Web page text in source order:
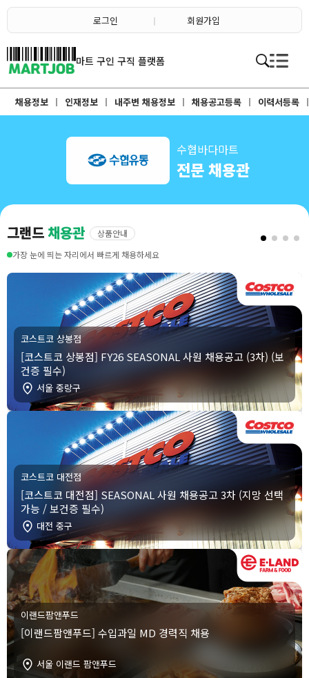
채용정보
인재정보
이벤트·세일정보
SNS홍보관
유통매장전용 임대·매매정보
마트직평균월급
식자재가격정보
점장채용정보
계산원/캐셔채용정보
매장관리직원채용정보
농산/야채청과직원채용정보
배달/배송직원채용정보
로그인 회원가입
마트 구인 구직 플랫폼
채용정보 인재정보 내주변 채용정보 채용공고등록 이력서등록
수협바다마트
전문 채용관
그랜드채용관
상품안내
가장 눈에 띄는 자리에서 빠르게 채용하세요
코스트코 상봉점
[코스트코 상봉점] FY26 SEASONAL 사원 채용공고 (3차) (보
건증 필수)
서울 중랑구
코스트코 대전점
[코스트코 대전점] SEASONAL 사원 채용공고 3차 (지망 선택
가능 / 보건증 필수)
대전 중구
이랜드팜앤푸드
[이랜드팜앤푸드] 수입과일 MD 경력직 채용
서울 이랜드 팜앤푸드